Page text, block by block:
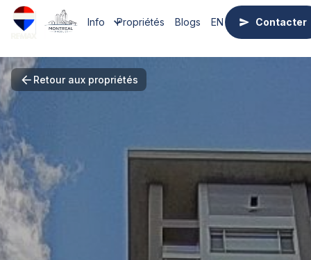
Info Propriétés Blogs EN Contacter
Retour aux propriétés